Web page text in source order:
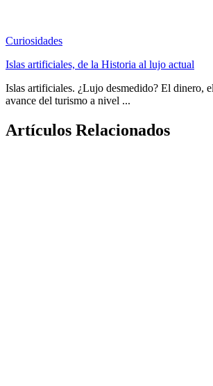
Curiosidades
Islas artificiales, de la Historia al lujo actual
Islas artificiales. ¿Lujo desmedido? El dinero,
avance del turismo a nivel ...
Artículos Relacionados